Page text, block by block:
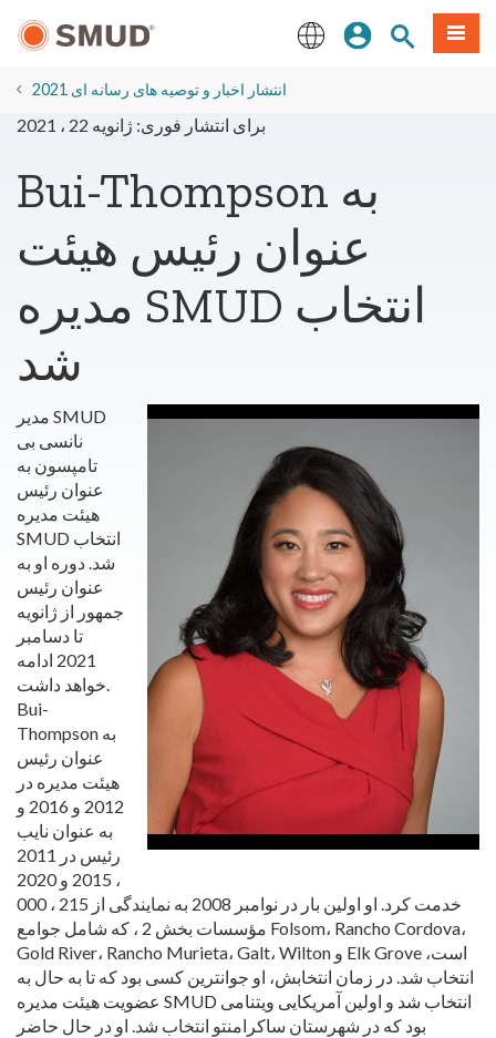
اصلی
ورودسایتمنو
2021 انتشار اخبار و توصیه های رسانه ای
برای انتشار فوری: ژانویه 22 ، 2021
Bui-Thompson به
عنوان رئیس هیئت
مدیره SMUD انتخاب
شد
مدیر SMUD
نانسی بی
تامپسون به
عنوان رئیس
هیئت مدیره
SMUD انتخاب
شد. دوره او به
عنوان رئیس
جمهور از ژانویه
تا دسامبر
2021 ادامه
خواهد داشت.
Bui-
Thompson به
عنوان رئیس
هیئت مدیره در
2012 و 2016 و
به عنوان نایب
رئیس در 2011
، 2015 و 2020
خدمت کرد. او اولین بار در نوامبر 2008 به نمایندگی از 215 ، 000
مؤسسات بخش 2 ، که شامل جوامع Folsom، Rancho Cordova،
Gold River، Rancho Murieta، Galt، Wilton و Elk Grove است،
انتخاب شد. در زمان انتخابش، او جوانترین کسی بود که تا به حال به
عضویت هیئت مدیره SMUD انتخاب شد و اولین آمریکایی ویتنامی
بود که در شهرستان ساکرامنتو انتخاب شد. او در حال حاضر